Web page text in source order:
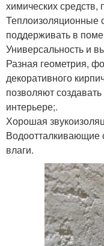
химических
Теплоизоляционные
поддерживать в
Универсальность и
Разная геометрия,
декоративного
позволяют
интерьере;.
Хорошая
Водоотталкивающие
влаги.